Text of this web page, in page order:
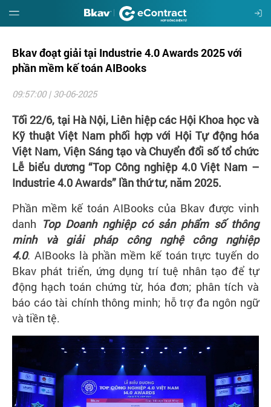
Giới
thiệu
Hướng
dẫn
Đặt
mua
giá
Tin
tức
Liên
hệ
Bkav đoạt giải tại Industrie 4.0 Awards 2025 với
phần mềm kế toán AIBooks
09:57:00 | 30-06-2025
Tối 22/6, tại Hà Nội, Liên hiệp các Hội Khoa học và
Kỹ thuật Việt Nam phối hợp với Hội Tự động hóa
Việt Nam, Viện Sáng tạo và Chuyển đổi số tổ chức
Lễ biểu dương “Top Công nghiệp 4.0 Việt Nam –
Industrie 4.0 Awards” lần thứ tư, năm 2025.
Phần mềm kế toán AIBooks của Bkav được vinh
danh Top Doanh nghiệp có sản phẩm số thông
minh và giải pháp công nghệ công nghiệp
4.0. AIBooks là phần mềm kế toán trực tuyến do
Bkav phát triển, ứng dụng trí tuệ nhân tạo để tự
động hạch toán chứng từ, hóa đơn; phân tích và
báo cáo tài chính thông minh; hỗ trợ đa ngôn ngữ
và tiền tệ.